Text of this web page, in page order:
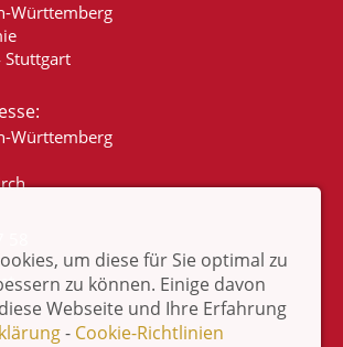
Württemberg
Stuttgart
Württemberg
um diese für Sie optimal zu
zu können. Einige davon
Webseite und Ihre Erfahrung
- Cookie-Richtlinien